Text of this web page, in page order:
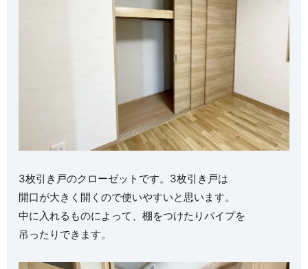
3枚引き戸のクローゼットです。3枚引き戸は
開口が大きく開くので使いやすいと思います。
中に入れるものによって、棚をつけたりパイプを
吊ったりできます。